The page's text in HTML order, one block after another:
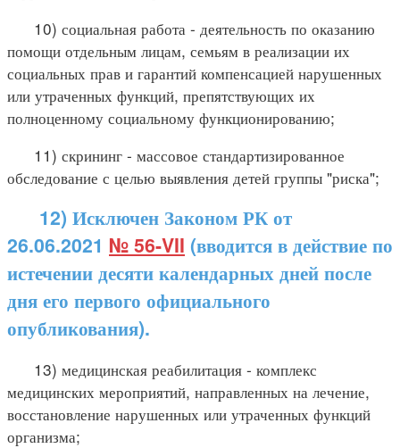
10) социальная работа - деятельность по оказанию
помощи отдельным лицам, семьям в реализации их
социальных прав и гарантий компенсацией нарушенных
или утраченных функций, препятствующих их
полноценному социальному функционированию;
11) скрининг - массовое стандартизированное
обследование с целью выявления детей группы "риска";
12) Исключен Законом РК от
26.06.2021 № 56-VII (вводится в действие по
истечении десяти календарных дней после
дня его первого официального
опубликования).
13) медицинская реабилитация - комплекс
медицинских мероприятий, направленных на лечение,
восстановление нарушенных или утраченных функций
организма;